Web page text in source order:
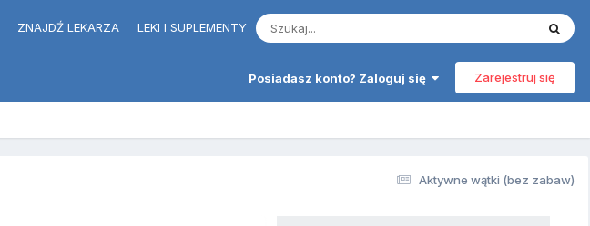
ZNAJDŹ LEKARZA LEKI I SUPLEMENTY
Posiadasz konto? Zaloguj się Zarejestruj się
Aktywne wątki (bez zabaw)